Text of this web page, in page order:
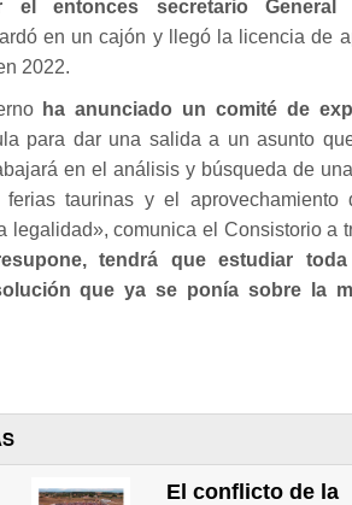
el entonces secretario General
en un cajón y llegó la licencia de
2022.
ha anunciado un comité de
para dar una salida a un asunto
en el análisis y búsqueda de
taurinas y el
legalidad», comunica el Consistorio a
tendrá que estudiar
que ya se ponía sobre la
El conflicto de la